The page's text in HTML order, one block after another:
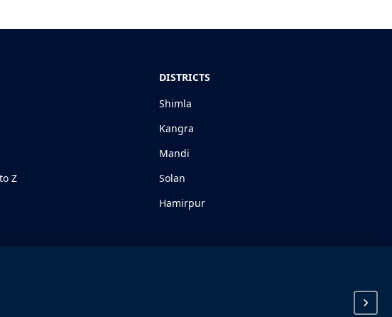
Z
DISTRICTS
Shimla
Kangra
Mandi
Solan
Hamirpur